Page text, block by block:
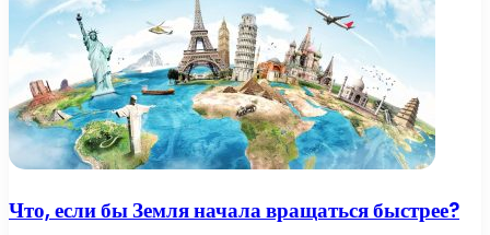
Что, если бы Земля начала вращаться быстрее?